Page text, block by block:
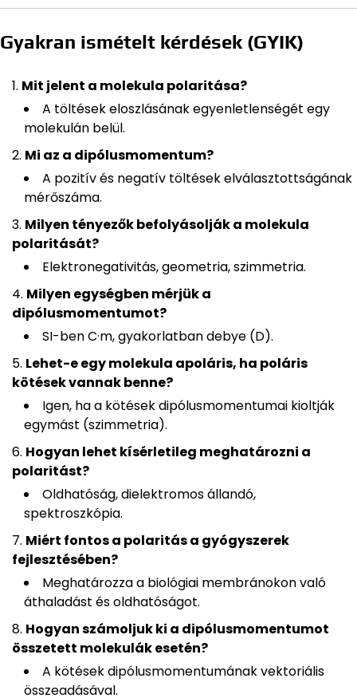
Gyakran ismételt kérdések (GYIK)
Mit jelent a molekula polaritása?
A töltések eloszlásának egyenletlenségét egy
molekulán belül.
Mi az a dipólusmomentum?
A pozitív és negatív töltések elválasztottságának
mérőszáma.
Milyen tényezők befolyásolják a molekula
polaritását?
Elektronegativitás, geometria, szimmetria.
Milyen egységben mérjük a
dipólusmomentumot?
SI-ben C·m, gyakorlatban debye (D).
Lehet-e egy molekula apoláris, ha poláris
kötések vannak benne?
Igen, ha a kötések dipólusmomentumai kioltják
egymást (szimmetria).
Hogyan lehet kísérletileg meghatározni a
polaritást?
Oldhatóság, dielektromos állandó,
spektroszkópia.
Miért fontos a polaritás a gyógyszerek
fejlesztésében?
Meghatározza a biológiai membránokon való
áthaladást és oldhatóságot.
Hogyan számoljuk ki a dipólusmomentumot
összetett molekulák esetén?
A kötések dipólusmomentumának vektoriális
összeadásával.